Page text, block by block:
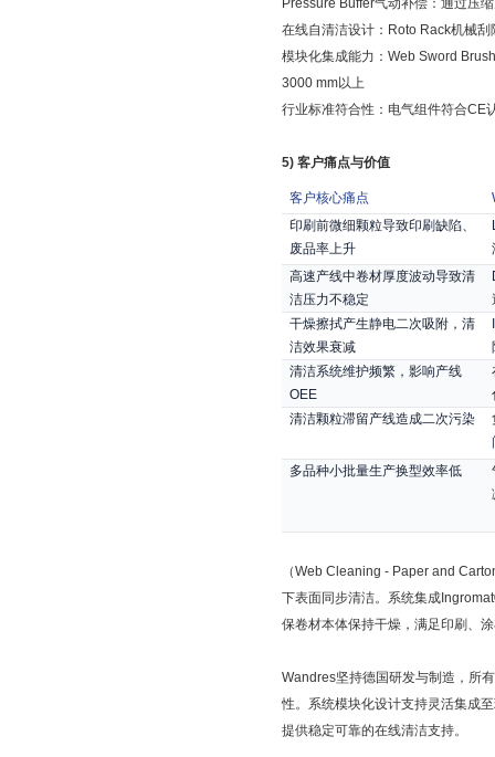
Pressure Buffer气动补偿：通过压
在线自清洁设计： Roto Rack机械刮
模块化集成能力： Web Sword
3000 mm以上
行业标准符合性：电气组件符合CE
5) 客户痛点与价值
客户核心痛点
印刷前微细颗粒导致印刷缺陷、
废品率上升
高速产线中卷材厚度波动导致清
洁压力不稳定
干燥擦拭产生静电二次吸附，清
洁效果衰减
清洁系统维护频繁，影响产线
OEE
清洁颗粒滞留产线造成二次污染
多品种小批量生产换型效率低
（Web Cleaning - Paper and
下表面同步清洁。系统集成
保卷材本体保持干燥，满足印刷、
Wandres坚持德国研发与制造，所有
性。系统模块化设计支持灵活集成
提供稳定可靠的在线清洁支持。